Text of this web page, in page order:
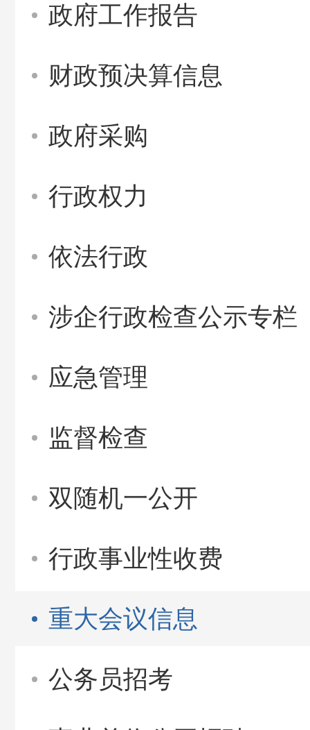
政府工作报告
财政预决算信息
政府采购
行政权力
依法行政
涉企行政检查公示专栏
应急管理
监督检查
双随机一公开
行政事业性收费
重大会议信息
公务员招考